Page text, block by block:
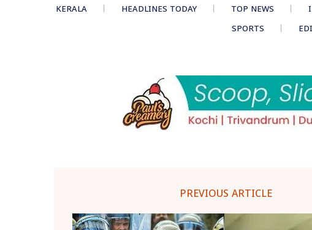
KERALA HEADLINES TODAY TOP NEWS
SPORTS
PREVIOUS ARTICLE